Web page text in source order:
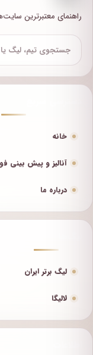
راهنمای معتبرترین
خانه
آنالیز و پیش بینی
درباره ما
لیگ برتر ایران
لالیگا